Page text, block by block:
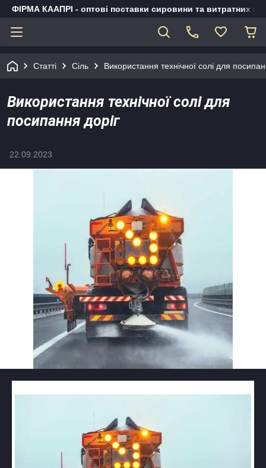
ФІРМА КААПРІ - оптові поставки сировини та витратних
Статті Сіль Використання технічної солі для
Використання технічної солі для
посипання доріг
22.09.2023